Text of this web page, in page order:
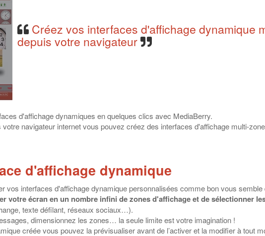
Créez vos interfaces d'affichage dynamique
depuis votre navigateur
d'affichage dynamiques en quelques clics avec MediaBerry.
navigateur internet vous pouvez créez des interfaces d'affichage multi-
d'affichage dynamique
vos interfaces d'affichage dynamique personnalisées comme bon vous
votre écran en un nombre infini de zones d'affichage et de sélectionner
texte défilant, réseaux sociaux…).
dimensionnez les zones… la seule limite est votre imagination !
créée vous pouvez la prévisualiser avant de l’activer et la modifier à tout